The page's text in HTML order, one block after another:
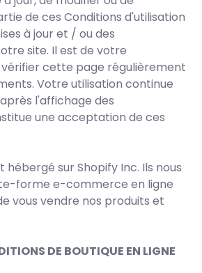
de ces Conditions d'utilisation
à jour et / ou des
site. Il est de votre
cette page régulièrement
Votre utilisation continue
l'affichage des
une acceptation de ces
hébergé sur Shopify Inc. Ils nous
forme e-commerce en ligne
vous vendre nos produits et
DE BOUTIQUE EN LIGNE